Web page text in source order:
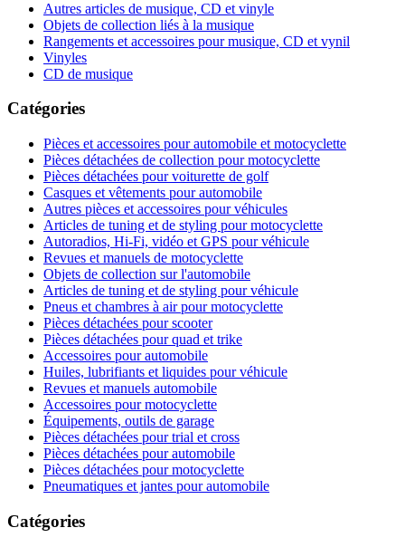
Autres articles de musique, CD et vinyle
Objets de collection liés à la musique
Rangements et accessoires pour musique, CD et vynil
Vinyles
CD de musique
Catégories
Pièces et accessoires pour automobile et motocyclette
Pièces détachées de collection pour motocyclette
Pièces détachées pour voiturette de golf
Casques et vêtements pour automobile
Autres pièces et accessoires pour véhicules
Articles de tuning et de styling pour motocyclette
Autoradios, Hi-Fi, vidéo et GPS pour véhicule
Revues et manuels de motocyclette
Objets de collection sur l'automobile
Articles de tuning et de styling pour véhicule
Pneus et chambres à air pour motocyclette
Pièces détachées pour scooter
Pièces détachées pour quad et trike
Accessoires pour automobile
Huiles, lubrifiants et liquides pour véhicule
Revues et manuels automobile
Accessoires pour motocyclette
Équipements, outils de garage
Pièces détachées pour trial et cross
Pièces détachées pour automobile
Pièces détachées pour motocyclette
Pneumatiques et jantes pour automobile
Catégories